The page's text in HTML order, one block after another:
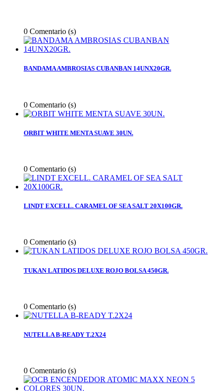
0 Comentario (s)
BANDAMA AMBROSIAS CUBANBAN 14UNX20GR.
0 Comentario (s)
ORBIT WHITE MENTA SUAVE 30UN.
0 Comentario (s)
LINDT EXCELL. CARAMEL OF SEA SALT 20X100GR.
0 Comentario (s)
TUKAN LATIDOS DELUXE ROJO BOLSA 450GR.
0 Comentario (s)
NUTELLA B-READY T.2X24
0 Comentario (s)